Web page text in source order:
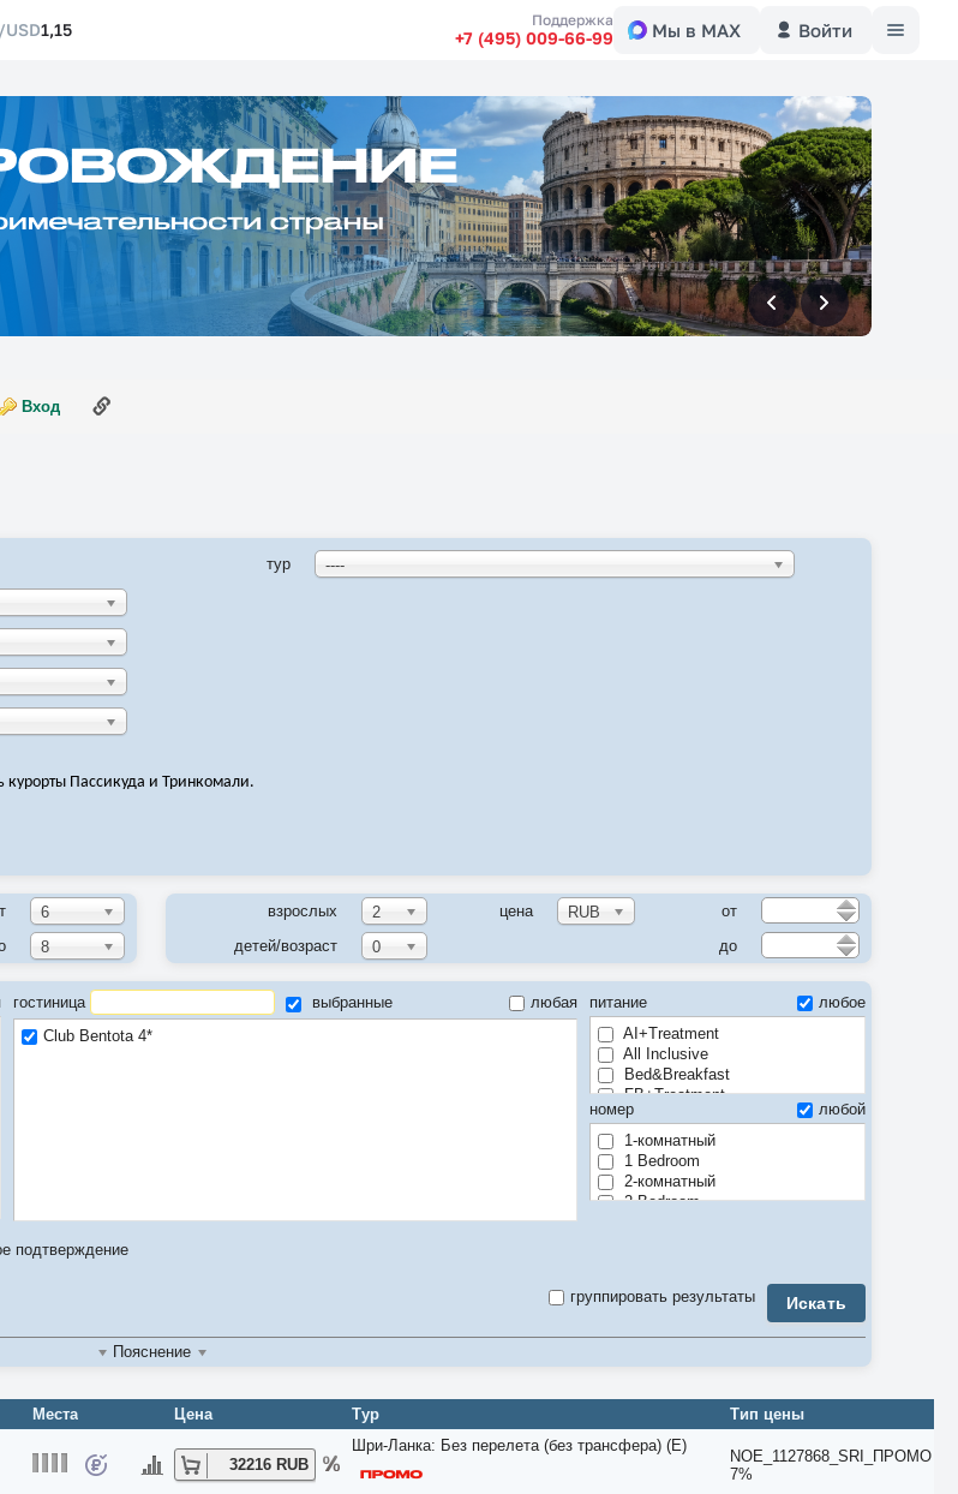
USD1,15 Поддержка
+7 (495) 009-66-99 Мы в MAX Войти
впередвперед
Вход
тур ----
Пассикуда и Тринкомали.
6
8
взрослых 2 цена RUB
от
детей/возраст
0 до
гостиница выбранные
любая
Club Bentota 4*
питание
любое
AI+Treatment
All Inclusive
Bed&Breakfast
FB+Treatment
Full Board
Half Board
Room only
По программе
номер
любой
1-комнатный
1 Bedroom
2-комнатный
2 Bedroom
5-комнатный
7 Bedroom
Air Conditioner
Anex
подтверждение
Искать
группировать результаты
Пояснение
Места Цена Тур Тип цены
32216 RUB
Шри-Ланка: Без перелета (без трансфера) (E)
NOE_1127868_SRI_ПРОМО
7%